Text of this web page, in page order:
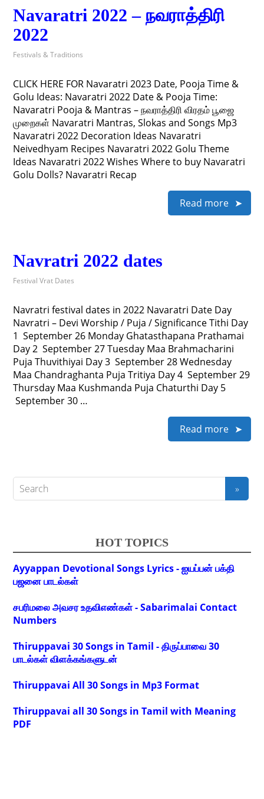
Navaratri 2022 – நவராத்திரி
2022
Festivals & Traditions
CLICK HERE FOR Navaratri 2023 Date, Pooja Time &
Golu Ideas: Navaratri 2022 Date & Pooja Time:
Navaratri Pooja & Mantras – நவராத்திரி விரதம் பூஜை
முறைகள் Navaratri Mantras, Slokas and Songs Mp3
Navaratri 2022 Decoration Ideas Navaratri
Neivedhyam Recipes Navaratri 2022 Golu Theme
Ideas Navaratri 2022 Wishes Where to buy Navaratri
Golu Dolls? Navaratri Recap
Read more
Navratri 2022 dates
Festival Vrat Dates
Navratri festival dates in 2022 Navaratri Date Day
Navratri – Devi Worship / Puja / Significance Tithi Day
1 September 26 Monday Ghatasthapana Prathamai
Day 2 September 27 Tuesday Maa Brahmacharini
Puja Thuvithiyai Day 3 September 28 Wednesday
Maa Chandraghanta Puja Tritiya Day 4 September 29
Thursday Maa Kushmanda Puja Chaturthi Day 5
September 30 …
Read more
HOT TOPICS
Ayyappan Devotional Songs Lyrics - ஐயப்பன் பக்தி
பஜனை பாடல்கள்
சபரிமலை அவசர உதவிஎண்கள் - Sabarimalai Contact
Numbers
Thiruppavai 30 Songs in Tamil - திருப்பாவை 30
பாடல்கள் விளக்கங்களுடன்
Thiruppavai All 30 Songs in Mp3 Format
Thiruppavai all 30 Songs in Tamil with Meaning
PDF